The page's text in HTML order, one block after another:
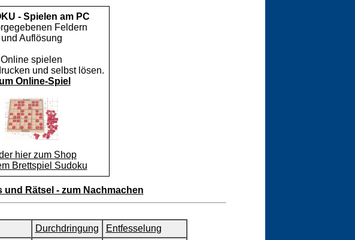
- Spielen am PC
Feldern
und Auflösung
Online spielen
und selbst lösen.
Online-Spiel
hier zum Shop
Brettspiel Sudoku
Rätsel - zum Nachmachen
Durchdringung Entfesselung